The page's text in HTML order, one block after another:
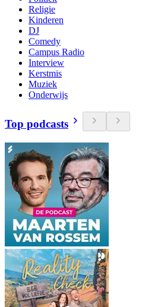
Religie
Kinderen
DJ
Comedy
Campus Radio
Interview
Kerstmis
Muziek
Onderwijs
Top podcasts